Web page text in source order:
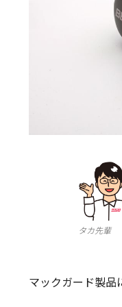
タカ先輩
マックガード製品